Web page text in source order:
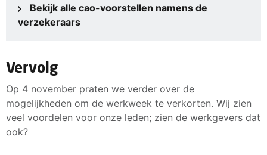
Bekijk alle cao-voorstellen namens de
verzekeraars
Vervolg
Op 4 november praten we verder over de
mogelijkheden om de werkweek te verkorten. Wij zien
veel voordelen voor onze leden; zien de werkgevers dat
ook?